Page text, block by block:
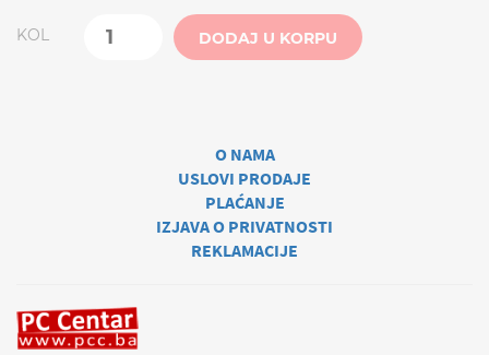
KOL DODAJ U KORPU
O NAMA
USLOVI PRODAJE
PLAĆANJE
IZJAVA O PRIVATNOSTI
REKLAMACIJE